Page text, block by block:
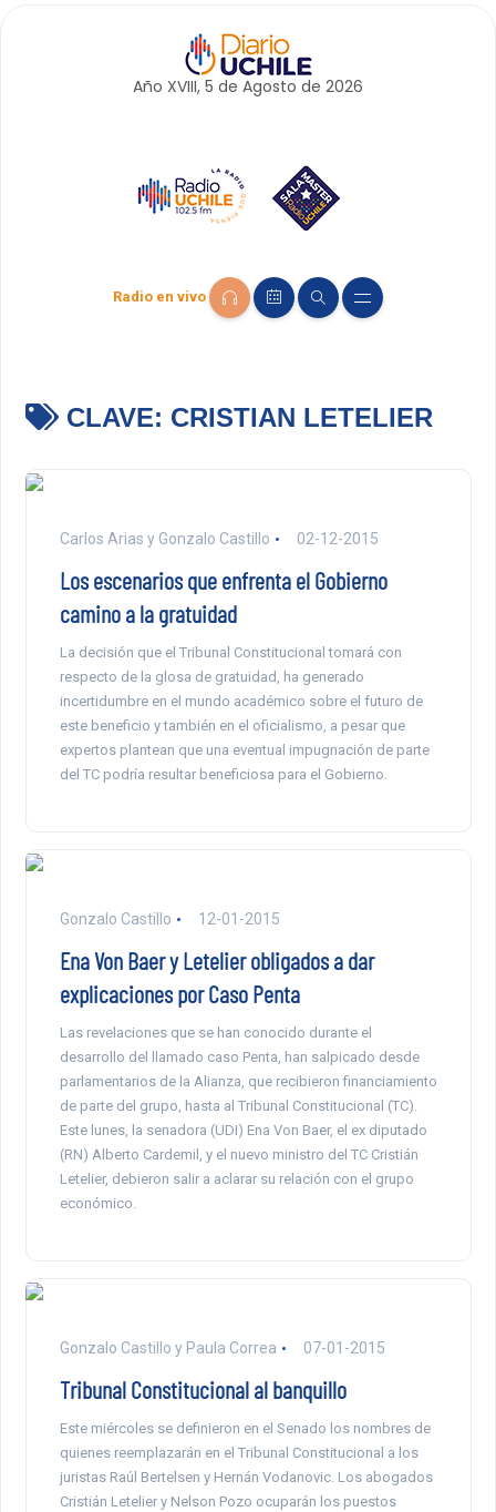
Año XVIII, 5 de Agosto de 2026
Radio en vivo
CLAVE: CRISTIAN LETELIER
Carlos Arias y Gonzalo Castillo 02-12-2015
Los escenarios que enfrenta el Gobierno
camino a la gratuidad
La decisión que el Tribunal Constitucional tomará con
respecto de la glosa de gratuidad, ha generado
incertidumbre en el mundo académico sobre el futuro de
este beneficio y también en el oficialismo, a pesar que
expertos plantean que una eventual impugnación de parte
del TC podría resultar beneficiosa para el Gobierno.
Gonzalo Castillo 12-01-2015
Ena Von Baer y Letelier obligados a dar
explicaciones por Caso Penta
Las revelaciones que se han conocido durante el
desarrollo del llamado caso Penta, han salpicado desde
parlamentarios de la Alianza, que recibieron financiamiento
de parte del grupo, hasta al Tribunal Constitucional (TC).
Este lunes, la senadora (UDI) Ena Von Baer, el ex diputado
(RN) Alberto Cardemil, y el nuevo ministro del TC Cristián
Letelier, debieron salir a aclarar su relación con el grupo
económico.
Gonzalo Castillo y Paula Correa 07-01-2015
Tribunal Constitucional al banquillo
Este miércoles se definieron en el Senado los nombres de
quienes reemplazarán en el Tribunal Constitucional a los
juristas Raúl Bertelsen y Hernán Vodanovic. Los abogados
Cristián Letelier y Nelson Pozo ocuparán los puestos